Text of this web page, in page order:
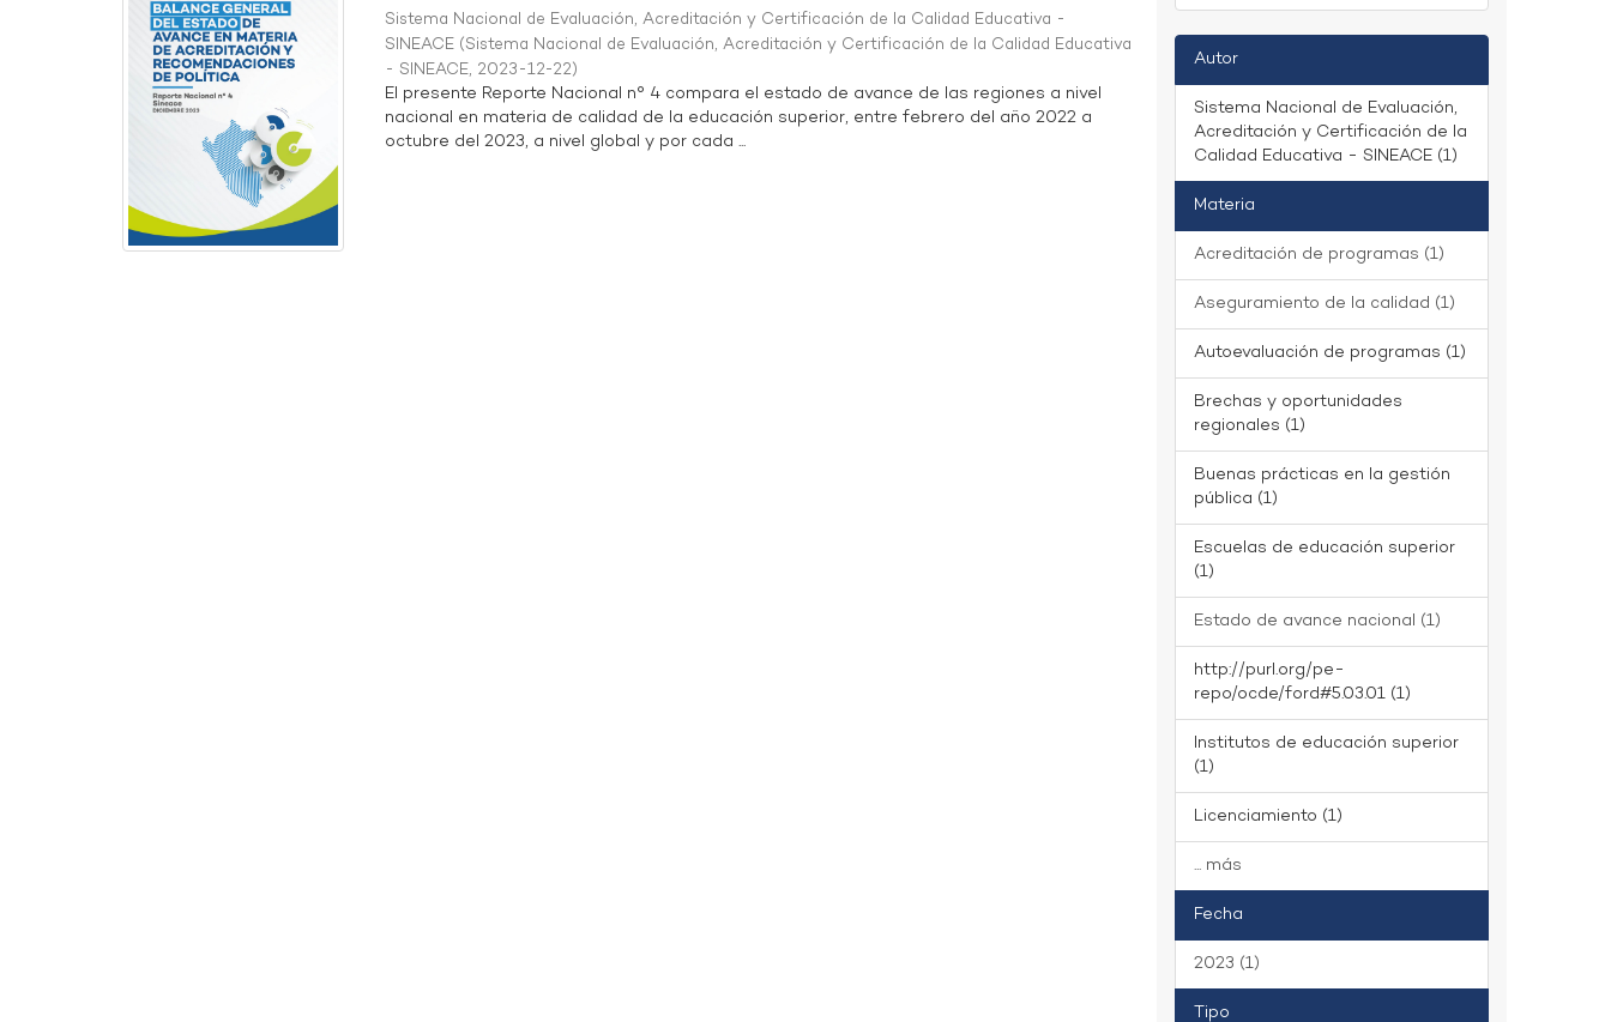
Sistema Nacional de Evaluación, Acreditación y Certificación de la Calidad Educativa -
SINEACE (Sistema Nacional de Evaluación, Acreditación y Certificación de la Calidad Educativa
- SINEACE, 2023-12-22)
El presente Reporte Nacional n° 4 compara el estado de avance de las regiones a nivel
nacional en materia de calidad de la educación superior, entre febrero del año 2022 a
octubre del 2023, a nivel global y por cada ...
Autor
Sistema Nacional de Evaluación,
Acreditación y Certificación de la
Calidad Educativa - SINEACE (1)
Materia
Acreditación de programas (1)
Aseguramiento de la calidad (1)
Autoevaluación de programas (1)
Brechas y oportunidades
regionales (1)
Buenas prácticas en la gestión
pública (1)
Escuelas de educación superior
(1)
Estado de avance nacional (1)
http://purl.org/pe-
repo/ocde/ford#5.03.01 (1)
Institutos de educación superior
(1)
Licenciamiento (1)
... más
Fecha
2023 (1)
Tipo